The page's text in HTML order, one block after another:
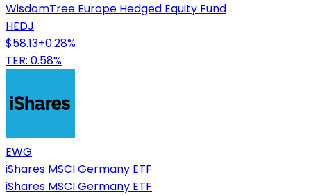
WisdomTree Europe Hedged Equity Fund
HEDJ
$58.13+0.28%
TER: 0.58%
EWG
iShares MSCI Germany ETF
iShares MSCI Germany ETF